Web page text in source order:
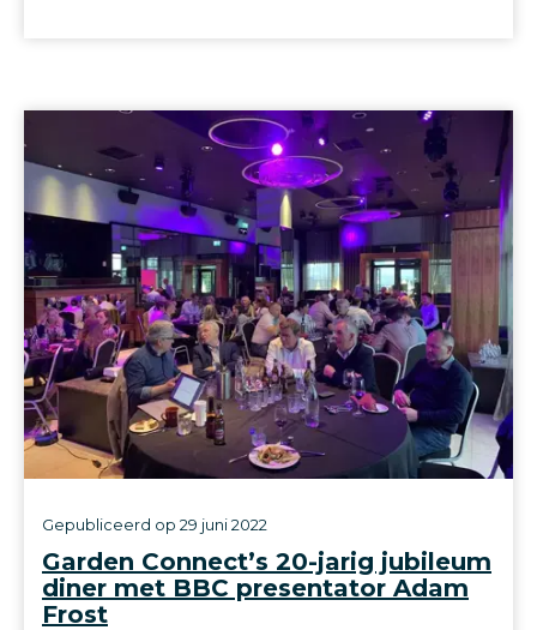
Garden Connect’s 20-jarig jubileum
diner met BBC presentator Adam
Frost
Gepubliceerd op 29 juni 2022